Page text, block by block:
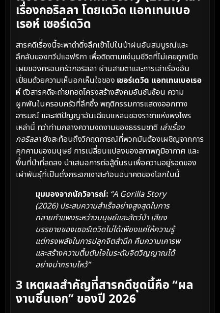
เรื่องกอริลลา โดยเดวิด แอทเทนเบอ
เรอห์ เซอร์เดวิด
สารคดีเรื่องนี้จะพาดำดิ่งลึกเข้าไปในป่าฝนอันสมบูรณ์และ
ลึกลับของทวีปแอฟริกา เพื่อติดตามแง่มุมชีวิตที่ไม่เคยถูกเปิด
เผยของครอบครัวกอริลลา ผ่านสายตาและการเล่าเรื่องอัน
เปี่ยมด้วยความเห็นอกเห็นใจของ เซอร์เดวิด แอทเทนเบอเรอ
ห์ตัวสารคดีจะถ่ายทอดโครงสร้างสังคมอันซับซ้อน ความ
ผูกพันในครอบครัวที่ลึกซึ้ง พฤติกรรมการแสดงออกทาง
อารมณ์ และสติปัญญาอันเฉียบแหลมของราชาแห่งพงไพร
เหล่านี้ ทว่าท่ามกลางความงดงามของธรรมชาติ เล่าเรื่อง
กอริลลายังสะท้อนถึงวิกฤตการณ์ที่พวกมันต้องเผชิญจากการ
คุกคามของมนุษย์ การเปลี่ยนแปลงของสภาพภูมิอากาศ และ
พื้นที่ป่าที่ลดลง นำเสนอการต่อสู้ดิ้นรนเพื่อความอยู่รอดของ
เผ่าพันธุ์ที่เป็นดั่งกระจกเงาสะท้อนอนาคตของโลกใบนี้
มุมมองจากนักวิจารณ์: “A Gorilla Story
(2026) ประสบความสำเร็จอย่างสูงสุดในการ
ทลายกำแพงระหว่างมนุษย์และสัตว์ป่า เสียง
บรรยายของเซอร์เดวิดไม่ได้เพียงแค่ให้ความรู้
แต่ทรงพลังในการปลุกจิตสำนึก คืนความเคารพ
และสร้างความตื้นตันใจในระดับจิตวิญญาณได้
อย่างน่ากราบไหว้”
3 เหตุผลสำคัญที่สารคดีชุดนี้คือ “ผล
งานชิ้นเอก” ของปี 2026